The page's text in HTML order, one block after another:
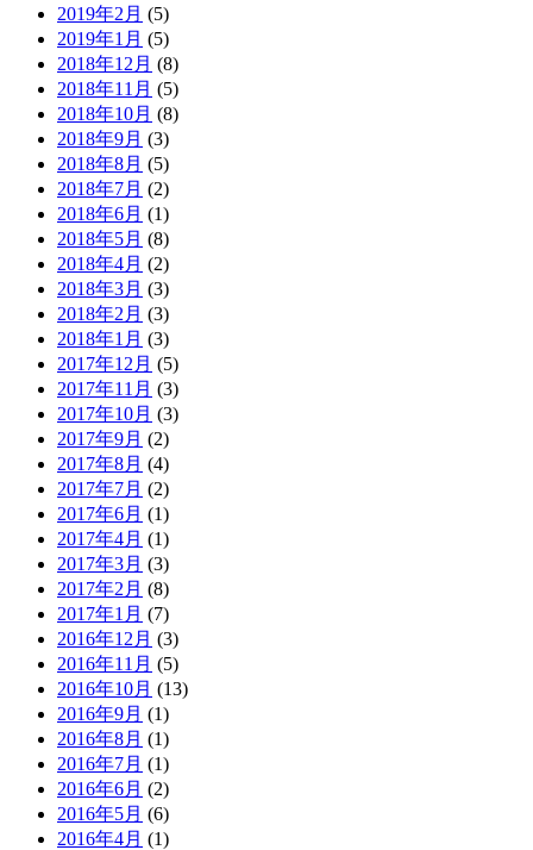
2019年2月 (5)
2019年1月 (5)
2018年12月 (8)
2018年11月 (5)
2018年10月 (8)
2018年9月 (3)
2018年8月 (5)
2018年7月 (2)
2018年6月 (1)
2018年5月 (8)
2018年4月 (2)
2018年3月 (3)
2018年2月 (3)
2018年1月 (3)
2017年12月 (5)
2017年11月 (3)
2017年10月 (3)
2017年9月 (2)
2017年8月 (4)
2017年7月 (2)
2017年6月 (1)
2017年4月 (1)
2017年3月 (3)
2017年2月 (8)
2017年1月 (7)
2016年12月 (3)
2016年11月 (5)
2016年10月 (13)
2016年9月 (1)
2016年8月 (1)
2016年7月 (1)
2016年6月 (2)
2016年5月 (6)
2016年4月 (1)